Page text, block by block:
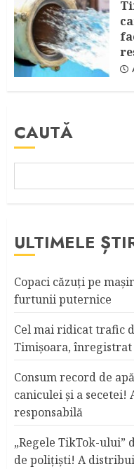
CAUTĂ
ULTIMELE
Copaci căzuţi pe
furtunii puternice
Cel mai ridicat trafic
Timişoara,
Consum record de
caniculei şi a
responsabilă
„Regele TikTok-
de poliţişti! A